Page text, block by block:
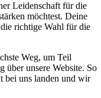
Leidenschaft für die
möchtest. Deine
richtige Wahl für die
Weg, um Teil
über unsere Website. So
bei uns landen und wir